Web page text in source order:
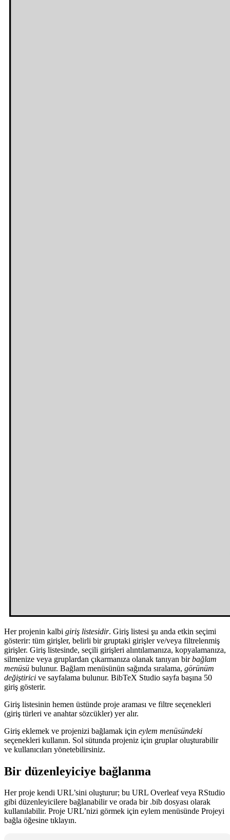
Her projenin kalbi giriş listesidir. Giriş listesi şu anda etkin seçimi
gösterir: tüm girişler, belirli bir gruptaki girişler ve/veya filtrelenmiş
girişler. Giriş listesinde, seçili girişleri alıntılamanıza, kopyalamanıza,
silmenize veya gruplardan çıkarmanıza olanak tanıyan birbağlam
menüsü bulunur. Bağlam menüsünün sağında sıralama, görünüm
değiştirici ve sayfalama bulunur. BibTeX Studio sayfa başına 50
giriş gösterir.
Giriş listesinin hemen üstünde proje araması ve filtre seçenekleri
(giriş türleri ve anahtar sözcükler) yer alır.
Giriş eklemek ve projenizi bağlamak için eylem menüsündeki
seçenekleri kullanın. Sol sütunda projeniz için gruplar oluşturabilir
ve kullanıcıları yönetebilirsiniz.
Bir düzenleyiciye bağlanma
Her proje kendi URL’sini oluşturur; bu URL Overleaf veya RStudio
gibi düzenleyicilere bağlanabilir ve orada bir .bib dosyası olarak
kullanılabilir. Proje URL’nizi görmek için eylem menüsünde Projeyi
bağla öğesine tıklayın.